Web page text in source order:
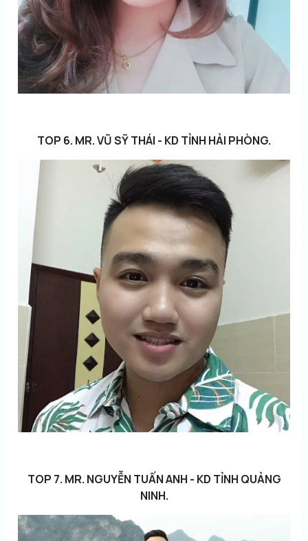
TOP 6. MR. VŨ SỸ THÁI - KD TỈNH HẢI PHÒNG.
TOP 7. MR. NGUYỄN TUẤN ANH - KD TỈNH QUẢNG
NINH.